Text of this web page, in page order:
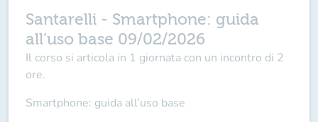
Santarelli - Smartphone: guida
all’uso base 09/02/2026
Il corso si articola in 1 giornata con un incontro di 2
ore.
Smartphone: guida all’uso base